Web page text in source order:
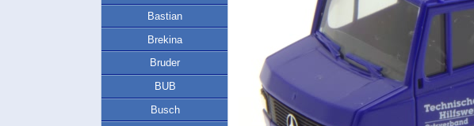
Bastian
Brekina
Bruder
BUB
Busch